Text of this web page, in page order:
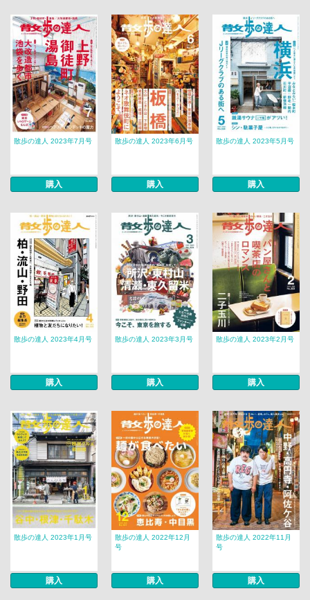
散歩の達人 2023年7月号
購入
散歩の達人 2023年6月号
購入
散歩の達人 2023年5月号
購入
散歩の達人 2023年4月号
購入
散歩の達人 2023年3月号
購入
散歩の達人 2023年2月号
購入
散歩の達人 2023年1月号
購入
散歩の達人 2022年12月
号
購入
散歩の達人 2022年11月
号
購入